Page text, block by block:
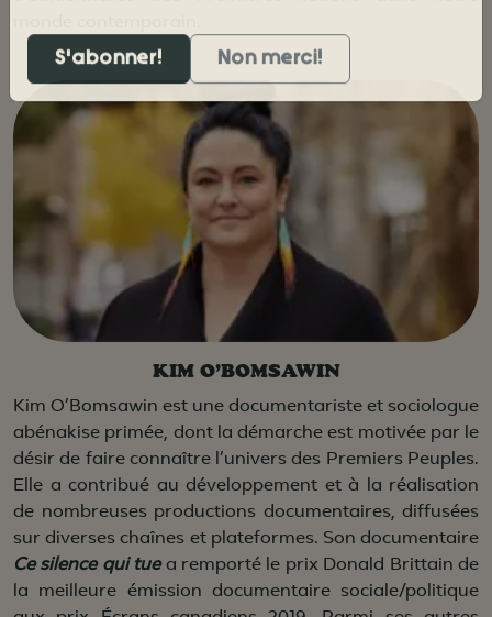
KIM O’BOMSAWIN
Kim O’Bomsawin est une documentariste et sociologue
abénakise primée, dont la démarche est motivée par le
désir de faire connaître l’univers des Premiers Peuples.
Elle a contribué au développement et à la réalisation
de nombreuses productions documentaires, diffusées
sur diverses chaînes et plateformes. Son documentaire
Ce silence qui tuea remporté le prix Donald Brittain de
la meilleure émission documentaire sociale/politique
Non merci!